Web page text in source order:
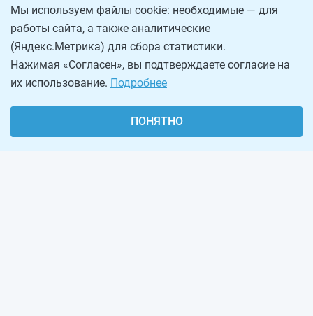
Мы используем файлы cookie: необходимые — для
работы сайта, а также аналитические
(Яндекс.Метрика) для сбора статистики.
Нажимая «Согласен», вы подтверждаете согласие на
их использование. Подробнее
ПОНЯТНО